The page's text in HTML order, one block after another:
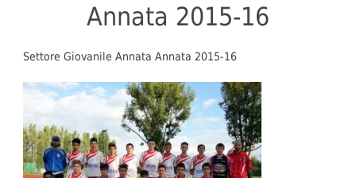
Annata 2015-16
Settore Giovanile Annata Annata 2015-16